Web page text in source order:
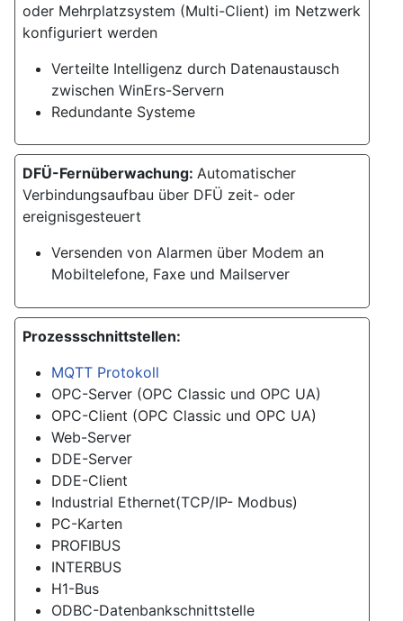
oder Mehrplatzsystem (Multi-Client) im Netzwerk
konfiguriert werden
Verteilte Intelligenz durch Datenaustausch
zwischen WinErs-Servern
Redundante Systeme
DFÜ-Fernüberwachung:Automatischer
Verbindungsaufbau über DFÜ zeit- oder
ereignisgesteuert
Versenden von Alarmen über Modem an
Mobiltelefone, Faxe und Mailserver
Prozessschnittstellen:
MQTT Protokoll
OPC-Server (OPC Classic und OPC UA)
OPC-Client (OPC Classic und OPC UA)
Web-Server
DDE-Server
DDE-Client
Industrial Ethernet(TCP/IP- Modbus)
PC-Karten
PROFIBUS
INTERBUS
H1-Bus
ODBC-Datenbankschnittstelle